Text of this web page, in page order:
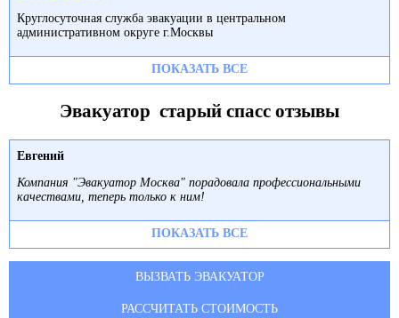
Круглосуточная служба эвакуации в центральном
административном округе г.Москвы
ПОКАЗАТЬ ВСЕ
Эвакуатор старый спасс отзывы
Евгений
Компания "Эвакуатор Москва" порадовала профессиональными
качествами, теперь только к ним!
ПОКАЗАТЬ ВСЕ
ВЫЗВАТЬ ЭВАКУАТОР
РАССЧИТАТЬ СТОИМОСТЬ